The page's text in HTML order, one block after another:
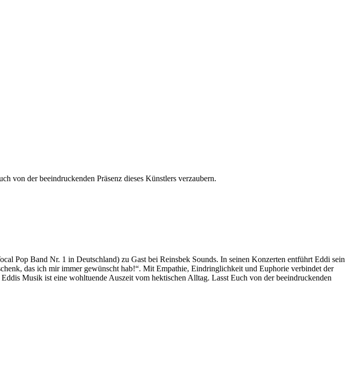
von der beeindruckenden Präsenz dieses Künstlers verzaubern.
Pop Band Nr. 1 in Deutschland) zu Gast bei Reinsbek Sounds. In seinen Konzerten entführt Eddi sein
das ich mir immer gewünscht hab!“. Mit Empathie, Eindringlichkeit und Euphorie verbindet der
Musik ist eine wohltuende Auszeit vom hektischen Alltag. Lasst Euch von der beeindruckenden